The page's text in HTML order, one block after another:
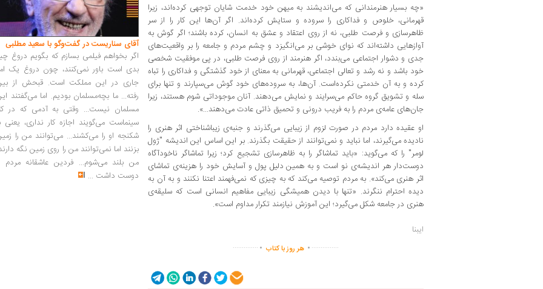
«چه بسیار هنرمندانی که می‌اندیشند به میهن خود خدمت شایان توجهی ‌کرده‌اند، زیرا
قهرمانی، خلوص و فداکاری را سروده و ستایش کرده‌اند. اگر آن‌ها‌ این کار را از سر
ظاهرسازی و فرصت طلبی، نه از روی اعتقاد و عشق به انسان، کرده باشند؛ اگر گوش به
آوازهایی داشته‌اند که نوای خوشی بر می‌انگیزد و چشم مردم و جامعه را بر واقعیت‌های
جدی و دشوار اجتماعی می‌بندد، اگر هنرمند از روی فرصت طلبی، در پی موفقیت شخصی
خود باشد و نه رشد و تعالی اجتماعی، قهرمانی به معنای از خود گذشتگی و فداکاری را تباه
کرده و به آن خدمتی نکرده‌است. آن‌ها، به سروده‌های خود گوش می‌سپارند و تنها برای
سله و تشویق گروه حاکم می‌سرایند و نمایش می‌دهند. آنان موجوداتی شوم هستند، زیرا
جان‌های عامه‌ی‌ مردم را به فریب درونی و تحمیق ذاتی عادت می‌دهند...».
او عقیده دارد مردم در صورت لزوم از زیبایی می‌گذرند و جنبه‌ی‌ زیباشناختی اثر هنری را
نادیده می‌گیرند، اما نباید و نمی‌توانند از حقیقت بگذرند. بر این اساس این اندیشه "ژول
لومر" را که می‌گوید: «‌باید تماشاگر را به ظاهرسازی تشجیع کرد؛ زیرا تماشاگر ناخودآگاه
دوست‌دار هر اندیشه‌ی‌ نو است و به همین دلیل پول و آسایش خود را هزینه‌ی‌ تماشای
اثر هنری می‌کند».‌ به مردم‌ توصیه می‌کند که‌ به چیزی که نمی‌فهمند اعتنا نکنند و به آن به
دیده‌ احترام ننگرند‌. ‌«‌تنها با دیدن همیشگی زیبایی مفاهیم انسانی است که سلیقه‌‌ی
هنری در جامعه شکل می‌گیرد؛ این آموزش نیازمند تکرار مداوم است».
ایبنا
...............
. هر روز با کتاب .
..............
آقای سناریست در گفت‌وگو با سعید مطلبی
اگر بخواهم فیلمی بسازم که بگویم دروغ
بدی است باور نمی‌کنند، چون دروغ یک
جاری در این مملکت است. قبحش از
رفته... ما بچه‌مسلمان بودیم. اما می‌گفتند
مسلمان نیست... وقتی به آدمی که در
سینماست می‌گویند اجازه کار نداری، یعنی
شکنجه او را می‌کشند... می‌توانند من را
بزنند اما نمی‌توانند من را روی زمین نگه
من بلند می‌شوم... فردین عاشقانه مردم
دوست داشت ...